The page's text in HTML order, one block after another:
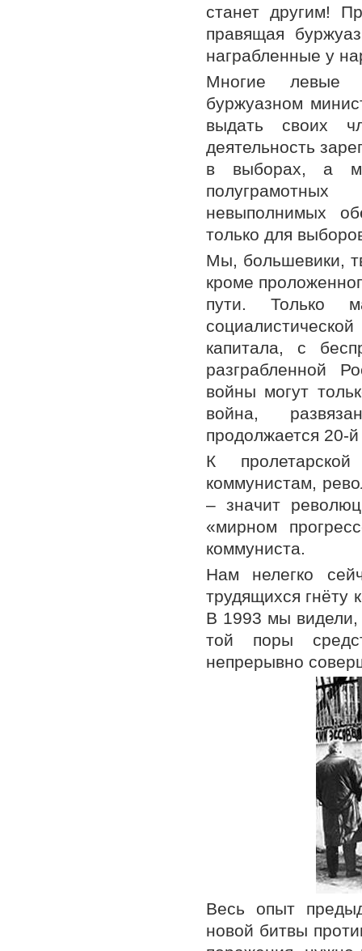
станет другим!
правящая
награбленные у
Многие левые
буржуазном
выдать своих
деятельность
в выборах, а
невыполнимых
только для
Мы, большевики,
кроме
пути. Только
капитала, с
разграбленной
войны могут
война,
продолжается 20-й
К
коммунистам,
– значит
«мирном
коммуниста.
Нам нелегко
трудящихся гнёту
В 1993 мы видели,
той поры
непрерывно
Весь опыт
новой битвы